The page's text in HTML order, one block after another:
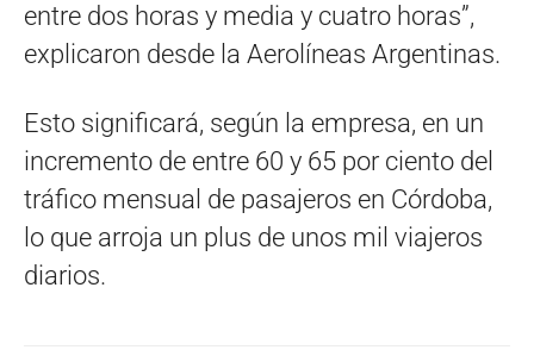
entre dos horas y media y cuatro horas”,
explicaron desde la Aerolíneas Argentinas.
Esto significará, según la empresa, en un
incremento de entre 60 y 65 por ciento del
tráfico mensual de pasajeros en Córdoba,
lo que arroja un plus de unos mil viajeros
diarios.